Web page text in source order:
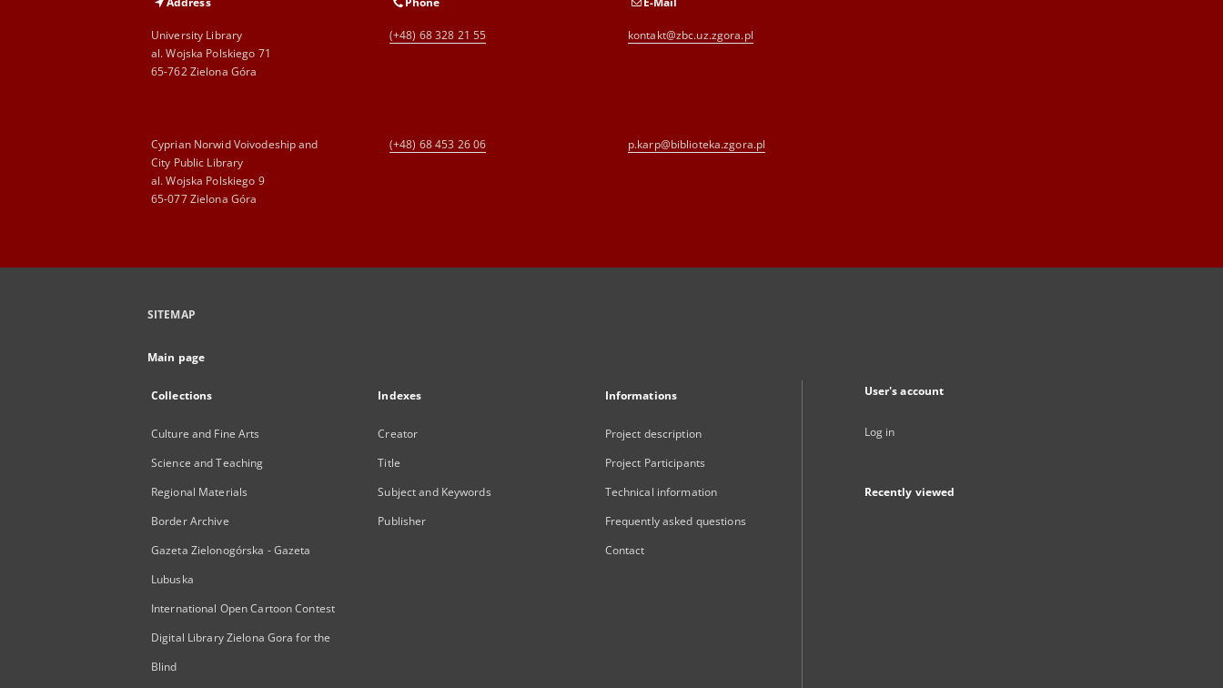
University Library
al. Wojska Polskiego 71
65-762 Zielona Góra
(+48) 68 328 21 55 kontakt@zbc.uz.zgora.pl
Cyprian Norwid Voivodeship and
City Public Library
al. Wojska Polskiego 9
65-077 Zielona Góra
(+48) 68 453 26 06 p.karp@biblioteka.zgora.pl
SITEMAP
Main page
Collections
Culture and Fine Arts
Science and Teaching
Regional Materials
Border Archive
Gazeta Zielonogórska - Gazeta
Lubuska
International Open Cartoon Contest
Digital Library Zielona Gora for the
Blind
Indexes
Creator
Title
Subject and Keywords
Publisher
Informations
Project description
Project Participants
Technical information
Frequently asked questions
Contact
User's account
Log in
Recently viewed